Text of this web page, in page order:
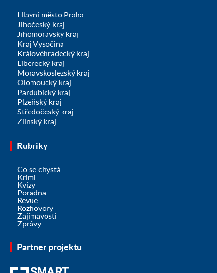
Hlavní město Praha
Jihočeský kraj
Jihomoravský kraj
Kraj Vysočina
Královéhradecký kraj
Liberecký kraj
Moravskoslezský kraj
Olomoucký kraj
Pardubický kraj
Plzeňský kraj
Středočeský kraj
Zlínský kraj
Rubriky
Co se chystá
Krimi
Kvízy
Poradna
Revue
Rozhovory
Zajímavosti
Zprávy
Partner projektu